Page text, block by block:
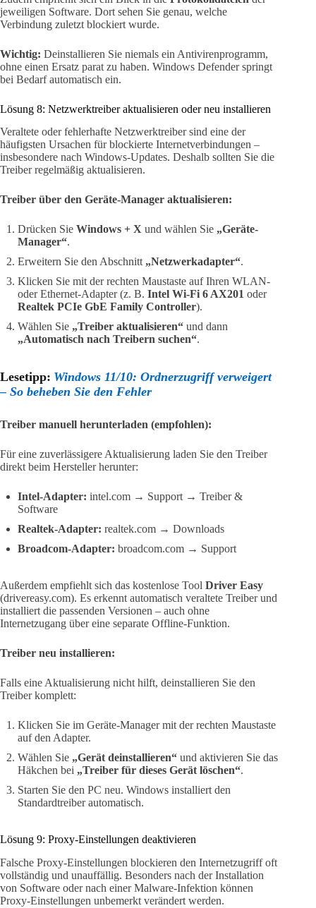
jeweiligen Software. Dort sehen Sie genau, welche
Verbindung zuletzt blockiert wurde.
Wichtig: Deinstallieren Sie niemals ein Antivirenprogramm,
ohne einen Ersatz parat zu haben. Windows Defender springt
bei Bedarf automatisch ein.
Lösung 8: Netzwerktreiber aktualisieren oder neu installieren
Veraltete oder fehlerhafte Netzwerktreiber sind eine der
häufigsten Ursachen für blockierte Internetverbindungen –
insbesondere nach Windows-Updates. Deshalb sollten Sie die
Treiber regelmäßig aktualisieren.
Treiber über den Geräte-Manager aktualisieren:
Drücken Sie Windows + X und wählen Sie „Geräte-
Manager“.
Erweitern Sie den Abschnitt „Netzwerkadapter“.
Klicken Sie mit der rechten Maustaste auf Ihren WLAN-
oder Ethernet-Adapter (z. B. Intel Wi-Fi 6 AX201 oder
Realtek PCIe GbE Family Controller).
Wählen Sie „Treiber aktualisieren“ und dann
„Automatisch nach Treibern suchen“.
Lesetipp: Windows 11/10: Ordnerzugriff verweigert
– So beheben Sie den Fehler
Treiber manuell herunterladen (empfohlen):
Für eine zuverlässigere Aktualisierung laden Sie den Treiber
direkt beim Hersteller herunter:
Intel-Adapter: intel.com → Support → Treiber &
Software
Realtek-Adapter: realtek.com → Downloads
Broadcom-Adapter: broadcom.com → Support
Außerdem empfiehlt sich das kostenlose Tool Driver Easy
(drivereasy.com). Es erkennt automatisch veraltete Treiber und
installiert die passenden Versionen – auch ohne
Internetzugang über eine separate Offline-Funktion.
Treiber neu installieren:
Falls eine Aktualisierung nicht hilft, deinstallieren Sie den
Treiber komplett:
Klicken Sie im Geräte-Manager mit der rechten Maustaste
auf den Adapter.
Wählen Sie „Gerät deinstallieren“ und aktivieren Sie das
Häkchen bei „Treiber für dieses Gerät löschen“.
Starten Sie den PC neu. Windows installiert den
Standardtreiber automatisch.
Lösung 9: Proxy-Einstellungen deaktivieren
Falsche Proxy-Einstellungen blockieren den Internetzugriff oft
vollständig und unauffällig. Besonders nach der Installation
von Software oder nach einer Malware-Infektion können
Proxy-Einstellungen unbemerkt verändert werden.